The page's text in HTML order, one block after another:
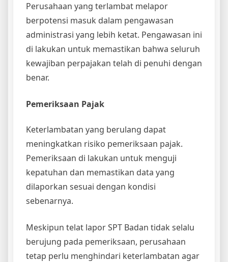
Perusahaan yang terlambat melapor
berpotensi masuk dalam pengawasan
administrasi yang lebih ketat. Pengawasan ini
di lakukan untuk memastikan bahwa seluruh
kewajiban perpajakan telah di penuhi dengan
benar.
Pemeriksaan Pajak
Keterlambatan yang berulang dapat
meningkatkan risiko pemeriksaan pajak.
Pemeriksaan di lakukan untuk menguji
kepatuhan dan memastikan data yang
dilaporkan sesuai dengan kondisi
sebenarnya.
Meskipun telat lapor SPT Badan tidak selalu
berujung pada pemeriksaan, perusahaan
tetap perlu menghindari keterlambatan agar